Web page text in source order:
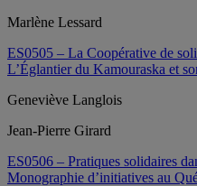
Marlène Lessard
ES0505 – La Coopérative de
L’Églantier du Kamouraska et
Geneviève Langlois
Jean-Pierre Girard
ES0506 – Pratiques solidaires
Monographie d’initiatives au